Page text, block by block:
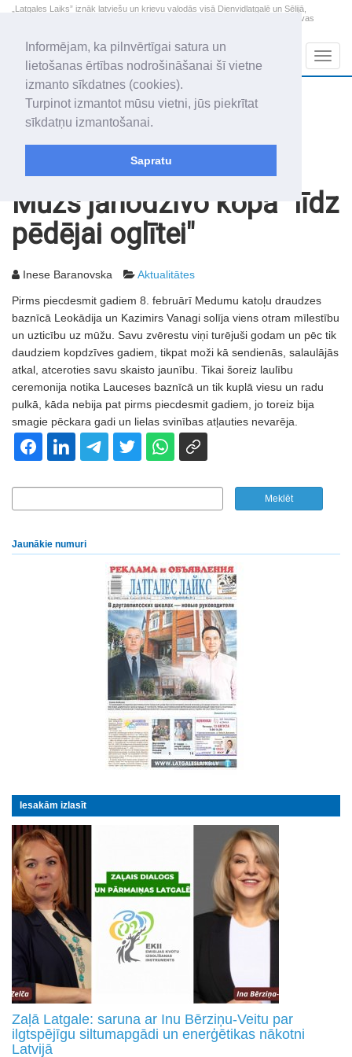
Informējam, ka pilnvērtīgai satura un
lietošanas ērtības nodrošināšanai šī vietne
izmanto sīkdatnes (cookies).
Turpinot izmantot mūsu vietni, jūs piekrītat
sīkdatņu izmantošanai.
Sapratu
„Latgales Laiks” iznāk latviešu un krievu valodās visā Dienvidlatgalē un Sēlijā,
„Latgales Laiks” latviešu valodā aptver Daugavpils valstspilsētu, Augšdaugavas
2026. gada 7. augusts
Piektdiena
Alfrēds, Fredis, Madars
+18.2
Mūžs jānodzīvo kopā "līdz
pēdējai oglītei"
Inese Baranovska Aktualitātes
Pirms piecdesmit gadiem 8. februārī Medumu katoļu draudzes
baznīcā Leokādija un Kazimirs Vanagi solīja viens otram mīlestību
un uzticību uz mūžu. Savu zvērestu viņi turējuši godam un pēc tik
daudziem kopdzīves gadiem, tikpat moži kā sendienās, salaulājās
atkal, atceroties savu skaisto jaunību. Tikai šoreiz laulību
ceremonija notika Lauceses baznīcā un tik kuplā viesu un radu
pulkā, kāda nebija pat pirms piecdesmit gadiem, jo toreiz bija
smagie pēckara gadi un lielas svinības atļauties nevarēja.
Jaunākie numuri
Iesakām izlasīt
Zaļā Latgale: saruna ar Inu Bērziņu-Veitu par
ilgtspējīgu siltumapgādi un enerģētikas nākotni
Latvijā